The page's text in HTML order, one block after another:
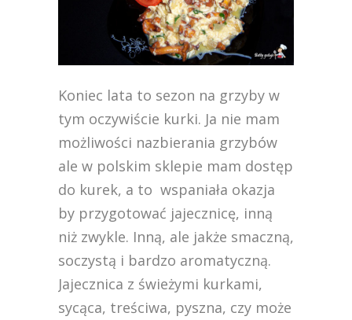
Koniec lata to sezon na grzyby w
tym oczywiście kurki. Ja nie mam
możliwości nazbierania grzybów
ale w polskim sklepie mam dostęp
do kurek, a to wspaniała okazja
by przygotować jajecznicę, inną
niż zwykle. Inną, ale jakże smaczną,
soczystą i bardzo aromatyczną.
Jajecznica z świeżymi kurkami,
sycąca, treściwa, pyszna, czy może